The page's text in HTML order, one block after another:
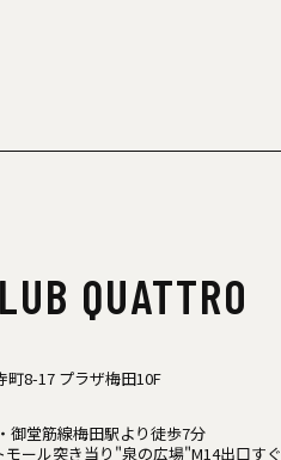
QUATTRO
8-17 プラザ梅田10F
御堂筋線梅田駅より徒歩7分
モール突き当り"泉の広場"M14出口すぐ